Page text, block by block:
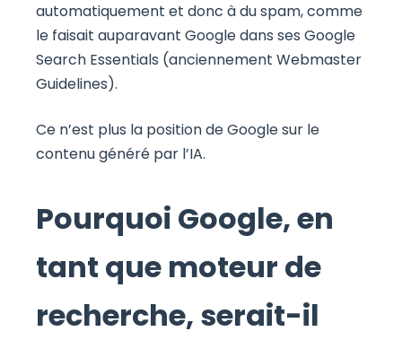
automatiquement et donc à du spam, comme
le faisait auparavant Google dans ses Google
Search Essentials (anciennement Webmaster
Guidelines).
Ce n’est plus la position de Google sur le
contenu généré par l’IA.
Pourquoi Google, en
tant que moteur de
recherche, serait-il